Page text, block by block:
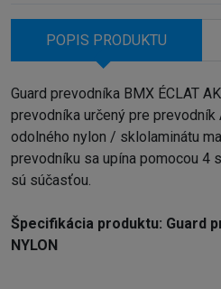
POPIS PRODUKTU
Guard prevodníka BMX ÉCLAT
prevodníka určený pre prevodník
odolného nylon / sklolaminátu
prevodníku sa upína pomocou 4
sú súčasťou.
Špecifikácia produktu: Guard
NYLON